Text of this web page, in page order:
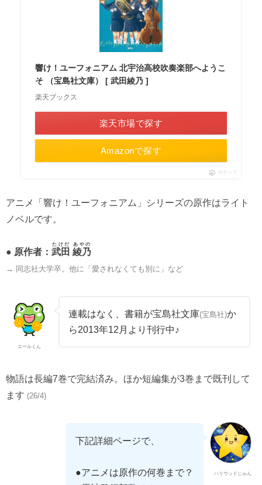
響け！ユーフォニアム 北宇治高校吹奏楽部へようこ
そ （宝島社文庫） [ 武田綾乃 ]
楽天ブックス
楽天市場で探す
Amazonで探す
ポチップ
アニメ「響け！ユーフォニアム」シリーズの原作はライト
ノベルです。
● 原作者： 武田 綾乃
たけだ あやの
→ 同志社大学卒。他に「愛されなくても別に」など
エールくん
連載はなく、書籍が宝島社文庫(宝島社)か
ら2013年12月より刊行中♪
物語は長編7巻で完結済み。ほか短編集が3巻まで既刊して
ます (26/4)
ハリウッドじゅん
下記詳細ページで、
●アニメは原作の何巻まで？